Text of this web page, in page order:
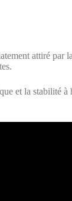
attiré par la
et la stabilité à